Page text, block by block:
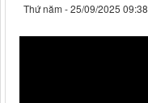
Thứ năm - 25/09/2025 09:38